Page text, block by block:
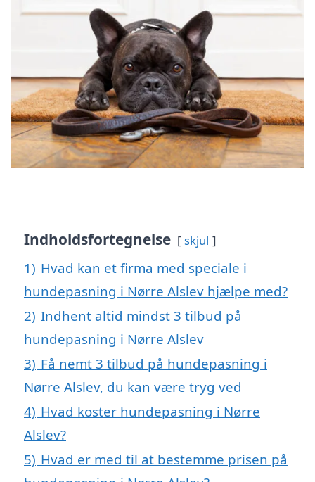
Indholdsfortegnelse skjul
1) Hvad kan et firma med speciale i
hundepasning i Nørre Alslev hjælpe med?
2) Indhent altid mindst 3 tilbud på
hundepasning i Nørre Alslev
3) Få nemt 3 tilbud på hundepasning i
Nørre Alslev, du kan være tryg ved
4) Hvad koster hundepasning i Nørre
Alslev?
5) Hvad er med til at bestemme prisen på